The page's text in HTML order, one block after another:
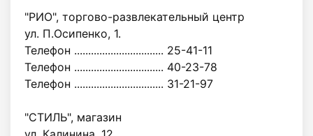
"РИО", торгово-развлекательный центр
ул. П.Осипенко, 1.
Телефон ................................ 25-41-11
Телефон ................................ 40-23-78
Телефон ................................ 31-21-97
"СТИЛЬ", магазин